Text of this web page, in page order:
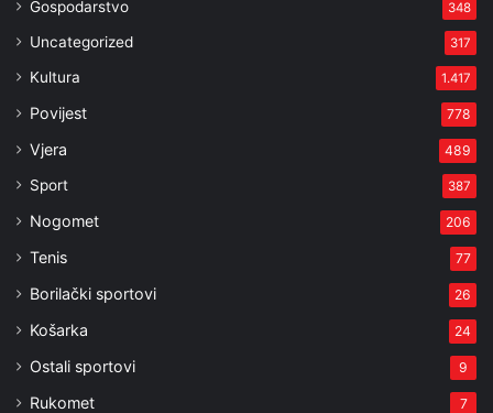
Gospodarstvo 348
Uncategorized 317
Kultura 1.417
Povijest 778
Vjera 489
Sport 387
Nogomet 206
Tenis 77
Borilački sportovi 26
Košarka 24
Ostali sportovi 9
Rukomet 7